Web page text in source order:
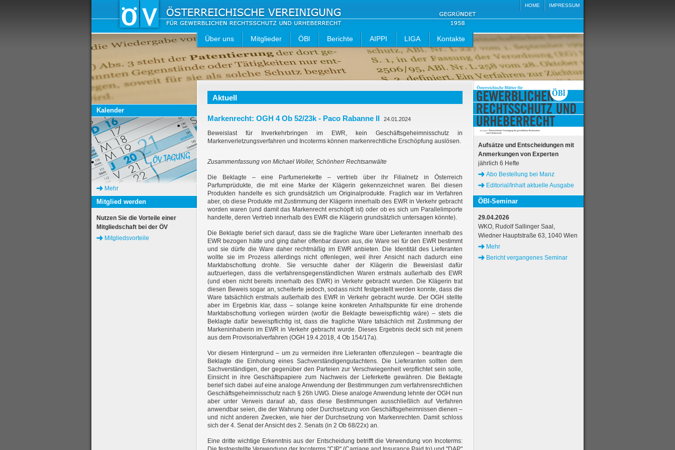
HOME IMPRESSUM
Über uns Mitglieder ÖBl Berichte AIPPI LIGA Kontakte
Aktuell
Markenrecht: OGH 4 Ob 52/23k - Paco Rabanne II 24.01.2024
Beweislast für Inverkehrbringen im EWR, kein Geschäftsgeheimnisschutz in
Markenverletzungsverfahren und Incoterms können markenrechtliche Erschöpfung auslösen.
Zusammenfassung von Michael Woller, Schönherr Rechtsanwälte
Die Beklagte – eine Parfumeriekette – vertrieb über ihr Filialnetz in Österreich
Parfumprüdukte, die mit eine Marke der Klägerin gekennzeichnet waren. Bei diesen
Produkten handelte es sich grundsätzlich um Originalprodukte. Fraglich war im Verfahren
aber, ob diese Produkte mit Zustimmung der Klägerin innerhalb des EWR in Verkehr gebracht
worden waren (und damit das Markenrecht erschöpft ist) oder ob es sich um Parallelimporte
handelte, deren Vertrieb innerhalb des EWR die Klägerin grundsätzlich untersagen könnte).
Die Beklagte berief sich darauf, dass sie die fragliche Ware über Lieferanten innerhalb des
EWR bezogen hätte und ging daher offenbar davon aus, die Ware sei für den EWR bestimmt
und sie dürfe die Ware daher rechtmäßig im EWR anbieten. Die Identität des Lieferanten
wollte sie im Prozess allerdings nicht offenlegen, weil ihrer Ansicht nach dadurch eine
Marktabschottung drohte. Sie versuchte daher der Klägerin die Beweislast dafür
aufzuerlegen, dass die verfahrensgegenständlichen Waren erstmals außerhalb des EWR
(und eben nicht bereits innerhalb des EWR) in Verkehr gebracht wurden. Die Klägerin trat
diesen Beweis sogar an, scheiterte jedoch, sodass nicht festgestellt werden konnte, dass die
Ware tatsächlich erstmals außerhalb des EWR in Verkehr gebracht wurde. Der OGH stellte
aber im Ergebnis klar, dass – solange keine konkreten Anhaltspunkte für eine drohende
Marktabschottung vorliegen würden (wofür die Beklagte beweispflichtig wäre) – stets die
Beklagte dafür beweispflichtig ist, dass die fragliche Ware tatsächlich mit Zustimmung der
Markeninhaberin im EWR in Verkehr gebracht wurde. Dieses Ergebnis deckt sich mit jenem
aus dem Provisorialverfahren (OGH 19.4.2018, 4 Ob 154/17a).
Vor diesem Hintergrund – um zu vermeiden ihre Lieferanten offenzulegen – beantragte die
Beklagte die Einholung eines Sachverständigengutachtens. Die Lieferanten sollten dem
Sachverständigen, der gegenüber den Parteien zur Verschwiegenheit verpflichtet sein solle,
Einsicht in ihre Geschäftspapiere zum Nachweis der Lieferkette gewähren. Die Beklagte
berief sich dabei auf eine analoge Anwendung der Bestimmungen zum verfahrensrechtlichen
Geschäftsgeheimnisschutz nach § 26h UWG. Diese analoge Anwendung lehnte der OGH nun
aber unter Verweis darauf ab, dass diese Bestimmungen ausschließlich auf Verfahren
anwendbar seien, die der Wahrung oder Durchsetzung von Geschäftsgeheimnissen dienen –
und nicht anderen Zwecken, wie hier der Durchsetzung von Markenrechten. Damit schloss
sich der 4. Senat der Ansicht des 2. Senats (in 2 Ob 68/22x) an.
Eine dritte wichtige Erkenntnis aus der Entscheidung betrifft die Verwendung von Incoterms:
Kalender
Mehr
Mitglied werden
Nutzen Sie die Vorteile einer
Mitgliedschaft bei der ÖV
Mitgliedsvorteile
Aufsätze und Entscheidungen mit
Anmerkungen von Experten
jährlich 6 Hefte
Abo Bestellung bei Manz
Editorial/Inhalt aktuelle Ausgabe
ÖBl-Seminar
29.04.2026
WKO, Rudolf Sallinger Saal,
Wiedner Hauptstraße 63, 1040 Wien
Mehr
Bericht vergangenes Seminar